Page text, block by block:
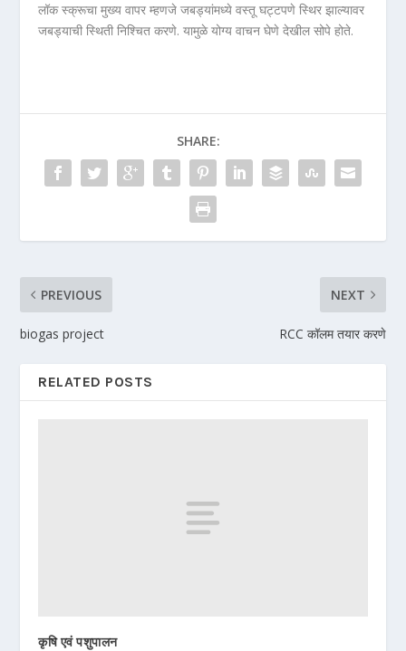
लॉक स्क्रूचा मुख्य वापर म्हणजे जबड्यांमध्‍ये वस्तू घट्टपणे स्थिर झाल्यावर
जबड्याची स्थिती निश्चित करणे. यामुळे योग्य वाचन घेणे देखील सोपे होते.
SHARE:
PREVIOUS
biogas project
NEXT
RCC कॉलम तयार करणे
RELATED POSTS
कृषि एवं पशुपालन